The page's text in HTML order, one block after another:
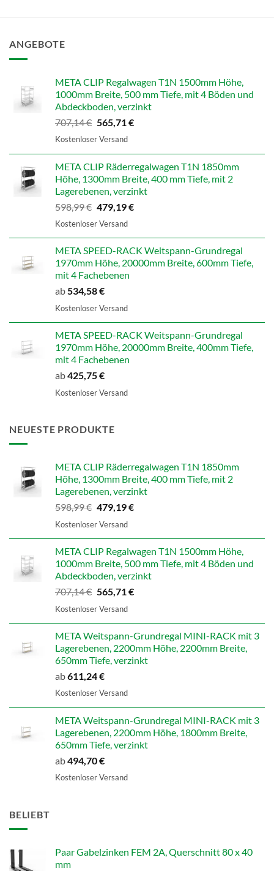
ANGEBOTE
META CLIP Regalwagen T1N 1500mm Höhe,
1000mm Breite, 500 mm Tiefe, mit 4 Böden und
Abdeckboden, verzinkt
707,14€ Ursprünglicher
Preis
565,71€Aktueller
Kostenloser Versand
META CLIP Räderregalwagen T1N 1850mm
Höhe, 1300mm Breite, 400 mm Tiefe, mit 2
Lagerebenen, verzinkt
598,99€ Ursprünglicher
Preis
479,19€Aktueller
Kostenloser Versand
META SPEED-RACK Weitspann-Grundregal
1970mm Höhe, 20000mm Breite, 600mm Tiefe,
mit 4 Fachebenen
ab534,58€
Kostenloser Versand
META SPEED-RACK Weitspann-Grundregal
1970mm Höhe, 20000mm Breite, 400mm Tiefe,
mit 4 Fachebenen
ab425,75€
Kostenloser Versand
NEUESTE PRODUKTE
META CLIP Räderregalwagen T1N 1850mm
Höhe, 1300mm Breite, 400 mm Tiefe, mit 2
Lagerebenen, verzinkt
598,99€ Ursprünglicher
Preis
479,19€Aktueller
Kostenloser Versand
META CLIP Regalwagen T1N 1500mm Höhe,
1000mm Breite, 500 mm Tiefe, mit 4 Böden und
Abdeckboden, verzinkt
707,14€ Ursprünglicher
Preis
565,71€Aktueller
Kostenloser Versand
META Weitspann-Grundregal MINI-RACK mit 3
Lagerebenen, 2200mm Höhe, 2200mm Breite,
650mm Tiefe, verzinkt
ab611,24€
Kostenloser Versand
META Weitspann-Grundregal MINI-RACK mit 3
Lagerebenen, 2200mm Höhe, 1800mm Breite,
650mm Tiefe, verzinkt
ab494,70€
Kostenloser Versand
BELIEBT
Paar Gabelzinken FEM 2A, Querschnitt 80 x 40
mm